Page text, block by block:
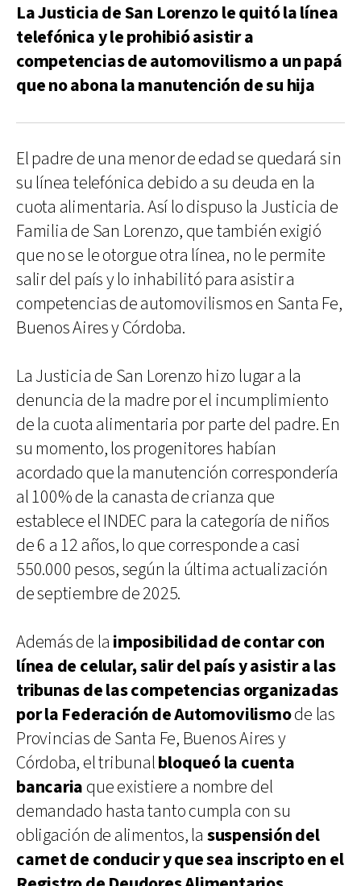
La Justicia de San Lorenzo le quitó la línea
telefónica y le prohibió asistir a
competencias de automovilismo a un papá
que no abona la manutención de su hija
El padre de una menor de edad se quedará sin
su línea telefónica debido a su deuda en la
cuota alimentaria. Así lo dispuso la Justicia de
Familia de San Lorenzo, que también exigió
que no se le otorgue otra línea, no le permite
salir del país y lo inhabilitó para asistir a
competencias de automovilismos en Santa Fe,
Buenos Aires y Córdoba.
La Justicia de San Lorenzo hizo lugar a la
denuncia de la madre por el incumplimiento
de la cuota alimentaria por parte del padre. En
su momento, los progenitores habían
acordado que la manutención correspondería
al 100% de la canasta de crianza que
establece el INDEC para la categoría de niños
de 6 a 12 años, lo que corresponde a casi
550.000 pesos, según la última actualización
de septiembre de 2025.
Además de la imposibilidad de contar con
línea de celular, salir del país y asistir a las
tribunas de las competencias organizadas
por la Federación de Automovilismode las
Provincias de Santa Fe, Buenos Aires y
Córdoba, el tribunalbloqueó la cuenta
bancaria que existiere a nombre del
demandado hasta tanto cumpla con su
obligación de alimentos, la suspensión del
carnet de conducir y que sea inscripto en el